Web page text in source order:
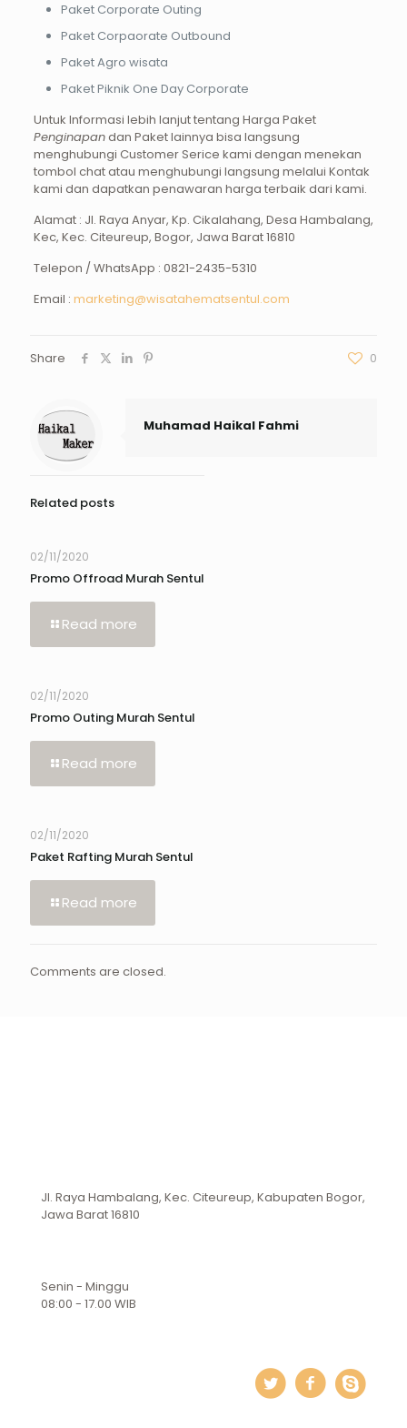
Paket Corporate Outing
Paket Corpaorate Outbound
Paket Agro wisata
Paket Piknik One Day Corporate
Untuk Informasi lebih lanjut tentang Harga Paket
Penginapandan Paket lainnya bisa langsung
menghubungi Customer Serice kami dengan menekan
tombol chat atau menghubungi langsung melalui Kontak
kami dan dapatkan penawaran harga terbaik dari kami.
Alamat : Jl. Raya Anyar, Kp. Cikalahang, Desa Hambalang,
Kec, Kec. Citeureup, Bogor, Jawa Barat 16810
Telepon / WhatsApp : 0821-2435-5310
Email : marketing@wisatahematsentul.com
Share 0
Muhamad Haikal Fahmi
Related posts
02/11/2020
Promo Offroad Murah Sentul
Read more
02/11/2020
Promo Outing Murah Sentul
Read more
02/11/2020
Paket Rafting Murah Sentul
Read more
Comments are closed.
Jl. Raya Hambalang, Kec. Citeureup, Kabupaten Bogor,
Jawa Barat 16810
Senin - Minggu
08:00 - 17.00 WIB